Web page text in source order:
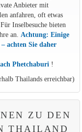
Anbieter mit
anfahren, oft etwas
Inselbesuche bieten
an. Achtung: Einige
achten Sie daher
Phetchaburi !
Thailands erreichbar)
ZU DEN
THAILAND